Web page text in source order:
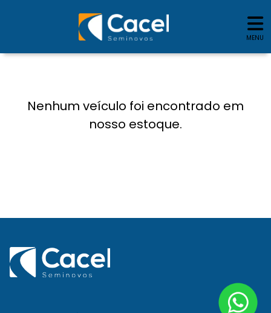
MENU
Nenhum veículo foi encontrado em
nosso estoque.